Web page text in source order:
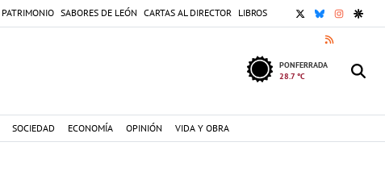
PATRIMONIO SABORES DE LEÓN CARTAS AL DIRECTOR LIBROS X BLUESKY
RSS
PONFERRADA
28.7 °C
SOCIEDAD ECONOMÍA OPINIÓN VIDA Y OBRA